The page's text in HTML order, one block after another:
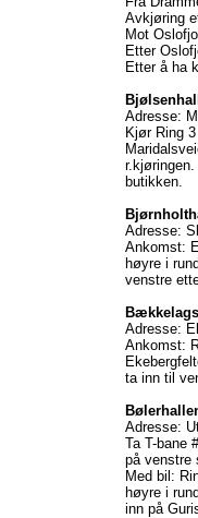
Avkjøring
Mot
Etter
Etter å ha
Adresse:
Kjør Ring
butikken.
Adresse:
Ankomst:
høyre i
venstre
Adresse:
Ankomst:
ta inn til
Adresse:
Ta T-bane
på venstre
Med bil:
høyre i
inn på